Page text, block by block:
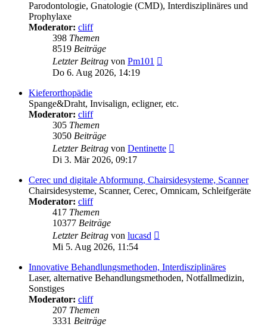
Parodontologie, Gnatologie (CMD), Interdisziplinäres und
Prophylaxe
Moderator: cliff
398 Themen
8519 Beiträge
Letzter Beitrag von Pm101
Do 6. Aug 2026, 14:19
Kieferorthopädie
Spange&Draht, Invisalign, ecligner, etc.
Moderator: cliff
305 Themen
3050 Beiträge
Letzter Beitrag von Dentinette
Di 3. Mär 2026, 09:17
Cerec und digitale Abformung, Chairsidesysteme, Scanner
Chairsidesysteme, Scanner, Cerec, Omnicam, Schleifgeräte
Moderator: cliff
417 Themen
10377 Beiträge
Letzter Beitrag von lucasd
Mi 5. Aug 2026, 11:54
Innovative Behandlungsmethoden, Interdisziplinäres
Laser, alternative Behandlungsmethoden, Notfallmedizin,
Sonstiges
Moderator: cliff
207 Themen
3331 Beiträge